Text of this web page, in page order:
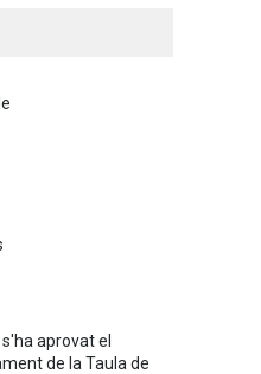
s'ha aprovat el
de la Taula de